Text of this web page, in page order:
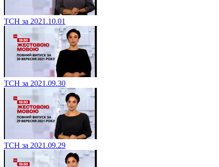
ТСН за 2021.10.01
ТСН за 2021.09.30
ТСН за 2021.09.29